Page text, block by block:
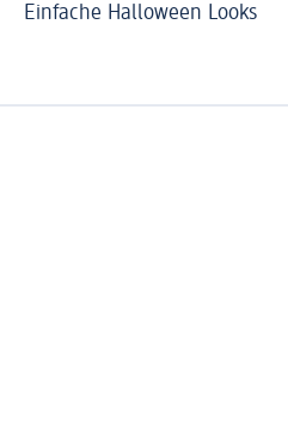
Einfache Halloween Looks